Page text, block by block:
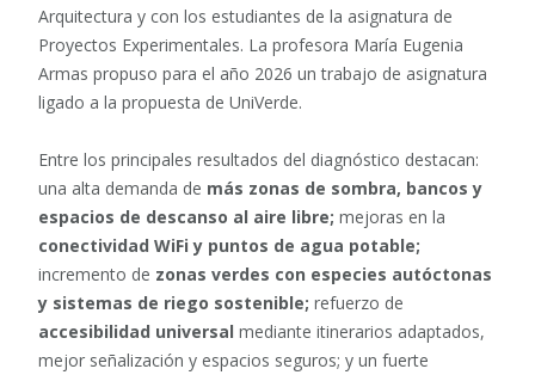
Arquitectura y con los estudiantes de la asignatura de
Proyectos Experimentales. La profesora María Eugenia
Armas propuso para el año 2026 un trabajo de asignatura
ligado a la propuesta de UniVerde.
Entre los principales resultados del diagnóstico destacan:
una alta demanda de más zonas de sombra, bancos y
espacios de descanso al aire libre; mejoras en la
conectividad WiFi y puntos de agua potable;
incremento de zonas verdes con especies autóctonas
y sistemas de riego sostenible; refuerzo de
accesibilidad universal mediante itinerarios adaptados,
mejor señalización y espacios seguros; y un fuerte